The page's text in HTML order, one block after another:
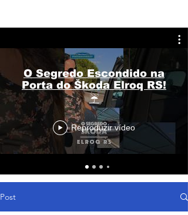
O Segredo Escondido na
Porta do Škoda Elroq RS!
☔
Reproduzir vídeo
Post